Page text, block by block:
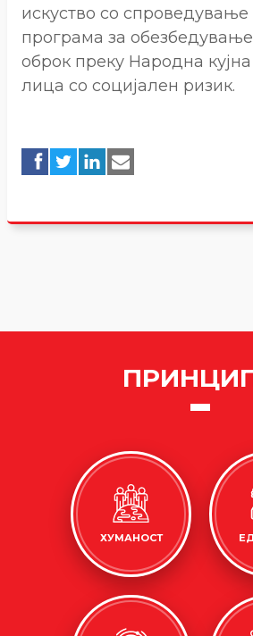
искуство со спроведување
програма за
оброк преку Народна
лица со социјален ризик.
ХУМАНОСТ